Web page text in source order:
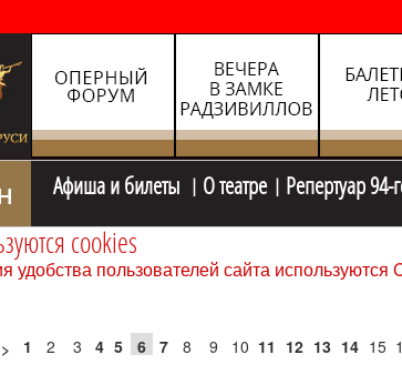
Афиша и билеты О театре Репертуар 94-
cookies
удобства пользователей сайта используются
> 1 2 3 4 5 6 7 8 9 10 11 12 13 14 15